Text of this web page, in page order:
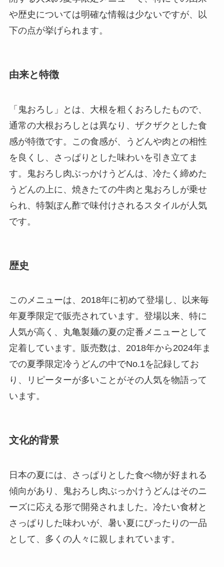
や歴史については明確な情報は少ないですが、以
下の点が挙げられます。
由来と特徴
「鬼おろし」とは、大根を粗くおろしたもので、
通常の大根おろしとは異なり、ザクザクとした食
感が特徴です。この食感が、うどんや肉との相性
を良くし、さっぱりとした味わいを引き立てま
す。鬼おろし肉ぶっかけうどんは、冷たく締めた
うどんの上に、焼きたての牛肉と鬼おろしが乗せ
られ、特製ぽん酢で味付けされるスタイルが人気
です。
歴史
このメニューは、2018年に初めて登場し、以来毎
年夏季限定で販売されています。登場以来、特に
人気が高く、丸亀製麺の夏の定番メニューとして
定着しています。販売数は、2018年から2024年ま
での夏季限定冷うどんの中でNo.1を記録してお
り、リピーターが多いことがその人気を物語って
います。
文化的背景
日本の夏には、さっぱりとした食べ物が好まれる
傾向があり、鬼おろし肉ぶっかけうどんはそのニ
ーズに応える形で開発されました。冷たい食材と
さっぱりした味わいが、暑い夏にぴったりの一品
として、多くの人々に親しまれています。